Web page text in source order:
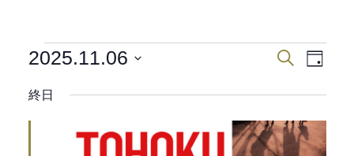
イ
ベ
ン
検
イ
ン
ト
ビ
日
2025.11.06
付
を
終日